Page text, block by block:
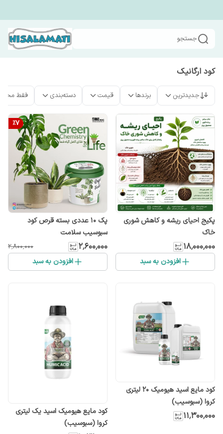
جستجو
کود ارگانیک
جدیدترین برندها قیمت دسته‌بندی فقط
پکیج احیای ریشه و کاهش شوری
خاک
۱۸٬۰۰۰٬۰۰۰
افزودن به سبد
%7
پک 10 عددی بسته قرص کود
سبوسیب سلامت
۲٬۶۰۰٬۰۰۰ ۲٬۸۰۰٬۰۰۰
افزودن به سبد
کود مایع اسید هیومیک ۲۰ لیتری
کروا (سبوسیب)
۱۱٬۳۰۰٬۰۰۰
کود مایع هیومیک اسید یک لیتری
کروا (سبوسیب)